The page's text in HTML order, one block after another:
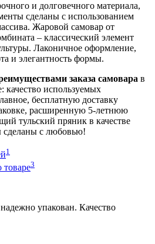
и долговечного материала,
сделаны с использованием
Жаровой самовар от
– классический элемент
Лаконичное оформление,
и элегантность формы.
заказа самовара в
качество используемых
бесплатную доставку
расширенную 5-летнюю
тульский пряник в качестве
сделаны с любовью!
1
3
упакован. Качество